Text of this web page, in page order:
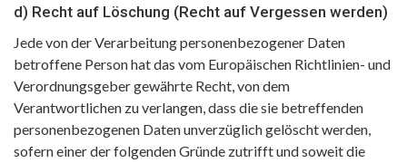
d) Recht auf Löschung (Recht auf Vergessen werden)
Jede von der Verarbeitung personenbezogener Daten
betroffene Person hat das vom Europäischen Richtlinien- und
Verordnungsgeber gewährte Recht, von dem
Verantwortlichen zu verlangen, dass die sie betreffenden
personenbezogenen Daten unverzüglich gelöscht werden,
sofern einer der folgenden Gründe zutrifft und soweit die